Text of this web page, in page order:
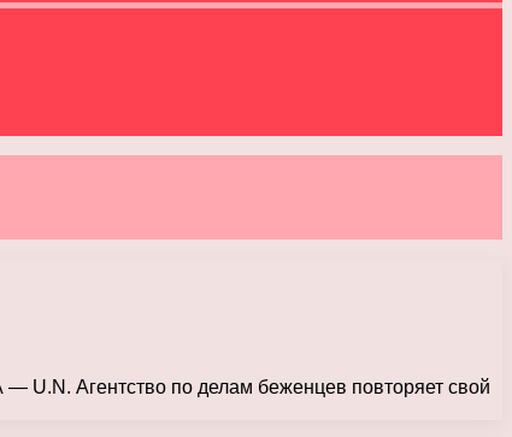
U.N. Агентство по делам беженцев повторяет свой